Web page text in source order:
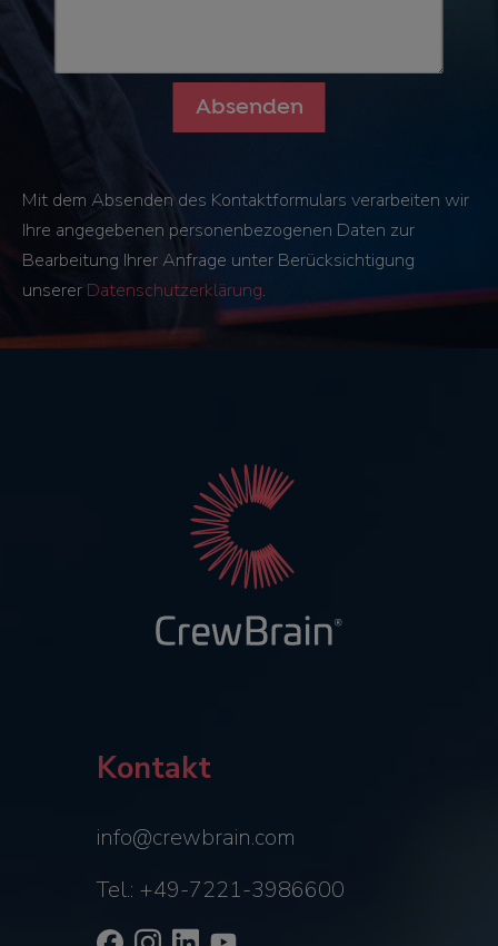
Mit dem Absenden des Kontaktformulars verarbeiten wir
Ihre angegebenen personenbezogenen Daten zur
Bearbeitung Ihrer Anfrage unter Berücksichtigung
unserer Datenschutzerklärung.
Kontakt
info@crewbrain.com
Tel.: +49-7221-3986600